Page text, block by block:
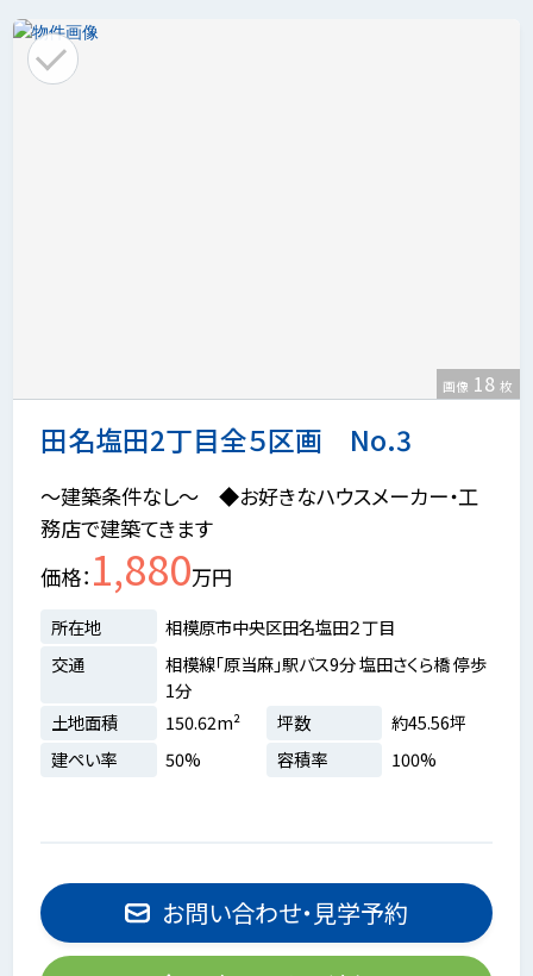
田名塩田2丁目全５区画 No.3
画像 18 枚
～建築条件なし～ ◆お好きなハウスメーカー・工
務店で建築てきます
価格 1,880万円
所在地
相模原市中央区田名塩田２丁目
交通
相模線「原当麻」駅バス9分 塩田さくら橋 停歩
1分
土地面積
150.62m² 坪数
約45.56坪
建ぺい率
50% 容積率 100%
お問い合わせ・見学予約